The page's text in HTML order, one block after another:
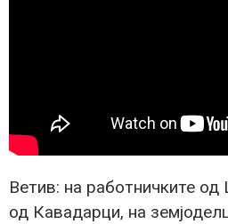
Ветив: на работничките
од Кавадарци, на